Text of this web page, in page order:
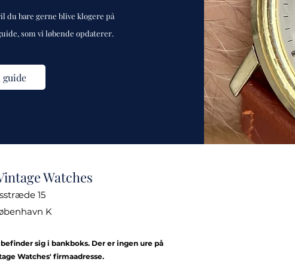
du bare gerne blive klogere på
som vi løbende opdaterer.
guide
Watches
15
K
sig i bankboks. Der er ingen ure på
Watches' firmaadresse.